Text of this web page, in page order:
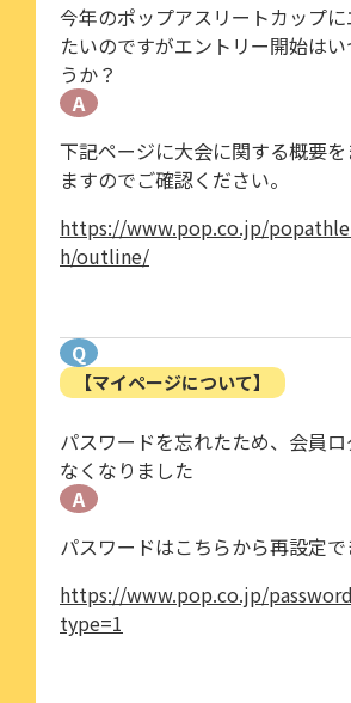
今年のポップアスリートカップ
たいのですがエントリー開始は
うか？
A
下記ページに大会に関する概要
ますのでご確認ください。
https://www.pop.co.jp/
h/outline/
Q
【マイページについて】
パスワードを忘れたため、会員
なくなりました
A
パスワードはこちらから再設定で
https://www.pop.co.jp/
type=1